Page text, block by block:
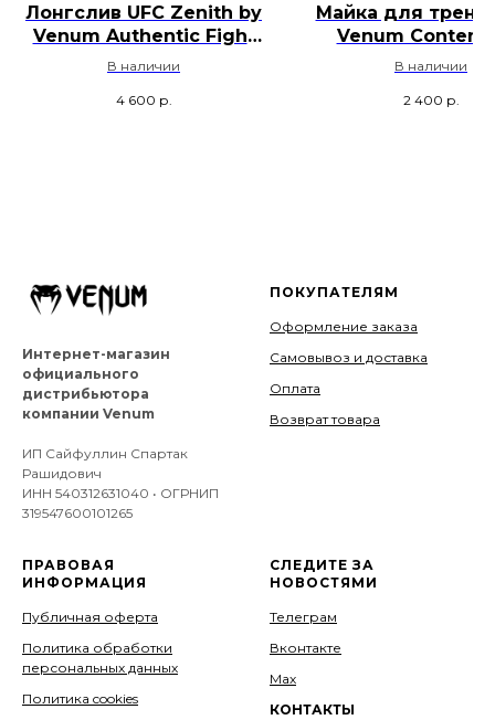
Лонгслив UFC Zenith by
Venum Authentic Fight
Week - Мультиколор
В наличии
4 600 р.
Майка для
Venum
Синий
В наличии
2 400 р.
Интернет-магазин
официального
дистрибьютора
компании Venum
ИП Сайфуллин Спартак
Рашидович
ИНН 540312631040 • ОГРНИП
319547600101265
ПОКУПАТЕЛЯМ
Оформление заказа
Самовывоз и доставка
Оплата
Возврат товара
ПРАВОВАЯ
ИНФОРМАЦИЯ
Публичная оферта
Политика обработки
персональных данных
Политика cookies
СЛЕДИТЕ ЗА
НОВОСТЯМИ
Телеграм
Вконтакте
Мах
КОНТАКТЫ